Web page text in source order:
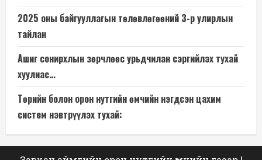
2025 оны байгууллагын төлөвлөгөөний 3-р улирлын
тайлан
Ашиг сонирхлын зөрчлөөс урьдчилан сэргийлэх тухай
хуулиас…
Төрийн болон орон нутгийн өмчийн нэгдсэн цахим
систем нэвтрүүлэх тухай: